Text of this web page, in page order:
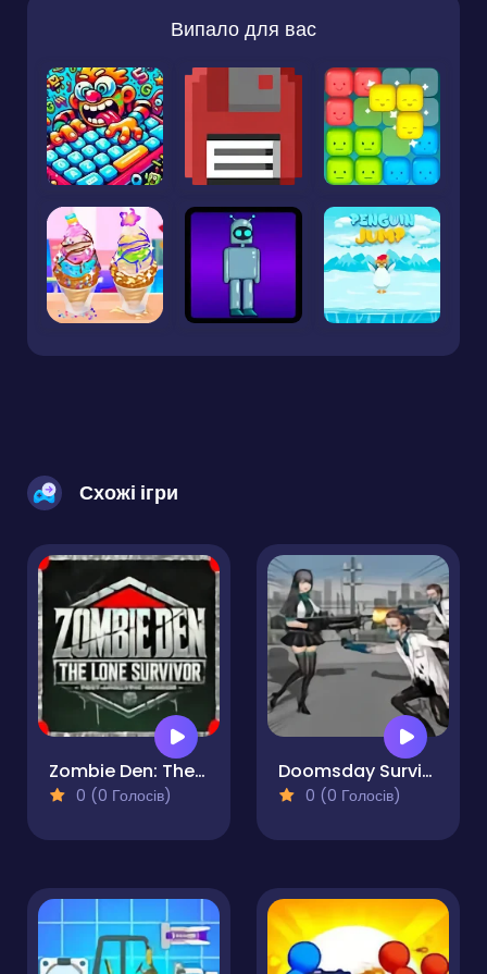
Випало для вас
Схожі ігри
Zombie Den: The Lone Survivor
0 (0 Голосів)
Doomsday Survival Rpg Shooter
0 (0 Голосів)